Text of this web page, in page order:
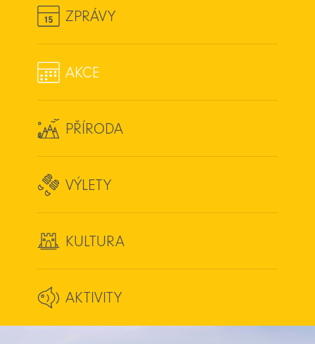
ZPRÁVY
AKCE
PŘÍRODA
VÝLETY
KULTURA
AKTIVITY